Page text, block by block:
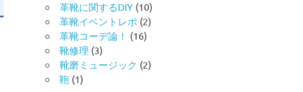
革靴に関するDIY (10)
革靴イベントレポ (2)
革靴コーデ論！ (16)
靴修理 (3)
靴磨ミュージック (2)
鞄 (1)